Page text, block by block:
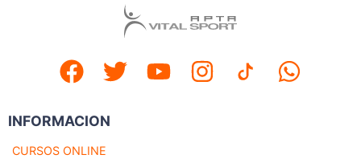
INFORMACION
CURSOS ONLINE